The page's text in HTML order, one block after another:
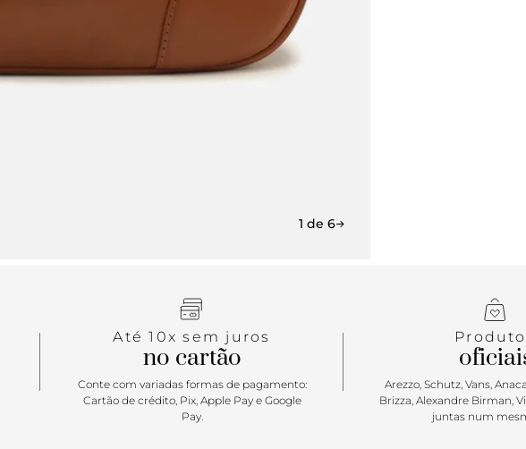
1 de 6
Até 10x sem juros
no cartão
Conte com variadas formas de pagamento:
Cartão de crédito, Pix, Apple Pay e Google
Pay.
Arezzo, Schutz, Vans,
Brizza, Alexandre Birman,
juntas num